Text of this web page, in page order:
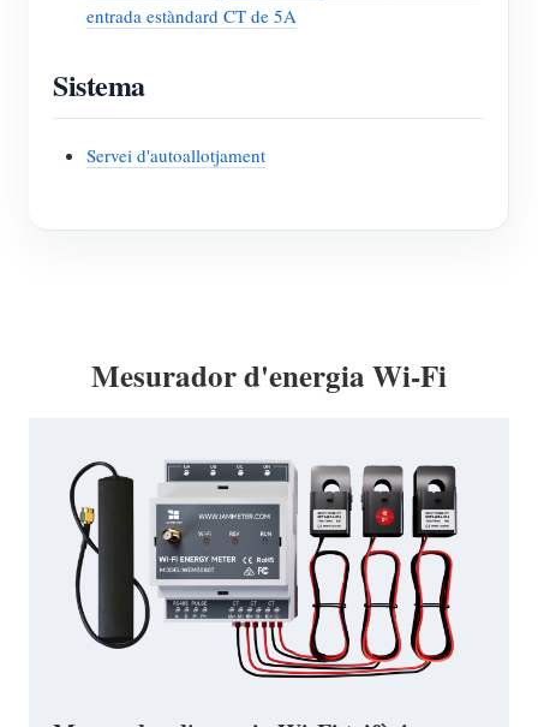
entrada estàndard CT de 5A
Sistema
Servei d'autoallotjament
Mesurador d'energia Wi-Fi